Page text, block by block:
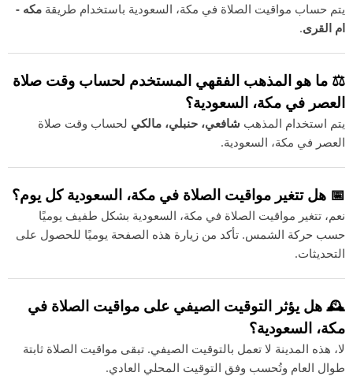
يتم حساب مواقيت الصلاة في مكة، السعودية باستخدام طريقة مكه -
ام القرى.
⚖️ ما هو المذهب الفقهي المستخدم لحساب وقت صلاة
العصر في مكة، السعودية؟
يتم استخدام المذهب شافعي، حنبلي، مالكي لحساب وقت صلاة
العصر في مكة، السعودية.
📅 هل تتغير مواقيت الصلاة في مكة، السعودية كل يوم؟
نعم، تتغير مواقيت الصلاة في مكة، السعودية بشكل طفيف يوميًا
حسب حركة الشمس. تأكد من زيارة هذه الصفحة يوميًا للحصول على
التحديثات.
🕰️ هل يؤثر التوقيت الصيفي على مواقيت الصلاة في
مكة، السعودية؟
لا، هذه المدينة لا تعمل بالتوقيت الصيفي. تبقى مواقيت الصلاة ثابتة
طوال العام وتُحسب وفق التوقيت المحلي العادي.